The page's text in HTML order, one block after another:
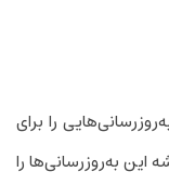
را برای
به‌روز‌رسانی‌ها را